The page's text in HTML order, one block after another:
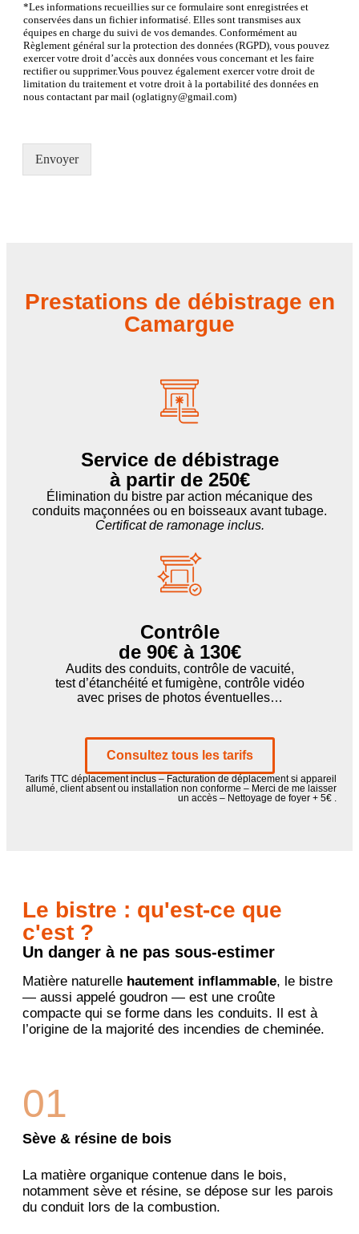
*Les informations recueillies sur ce formulaire sont enregistrées et
conservées dans un fichier informatisé. Elles sont transmises aux
équipes en charge du suivi de vos demandes. Conformément au
Règlement général sur la protection des données (RGPD), vous pouvez
exercer votre droit d’accès aux données vous concernant et les faire
rectifier ou supprimer.Vous pouvez également exercer votre droit de
limitation du traitement et votre droit à la portabilité des données en
nous contactant par mail (oglatigny@gmail.com)
Envoyer
Prestations de débistrage en
Camargue
Service de débistrage
à partir de 250€
Élimination du bistre par action mécanique des
conduits maçonnées ou en boisseaux avant tubage.
Certificat de ramonage inclus.
Contrôle
de 90€ à 130€
Audits des conduits, contrôle de vacuité,
test d’étanchéité et fumigène, contrôle vidéo
avec prises de photos éventuelles…
Consultez tous les tarifs
Tarifs TTC déplacement inclus – Facturation de déplacement si appareil
allumé, client absent ou installation non conforme – Merci de me laisser
un accès – Nettoyage de foyer + 5€ .
Le bistre : qu'est-ce que
c'est ?
Un danger à ne pas sous-estimer
Matière naturelle hautement inflammable, le bistre
— aussi appelé goudron — est une croûte
compacte qui se forme dans les conduits. Il est à
l’origine de la majorité des incendies de cheminée.
01
Sève & résine de bois
La matière organique contenue dans le bois,
notamment sève et résine, se dépose sur les parois
du conduit lors de la combustion.